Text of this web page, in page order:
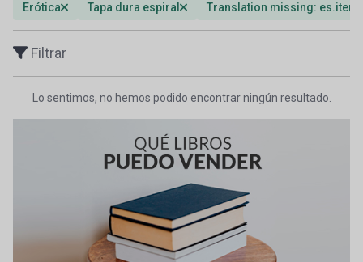
Erótica Tapa dura espiral Translation missing:
Filtrar
Lo sentimos, no hemos podido encontrar ningún resultado.